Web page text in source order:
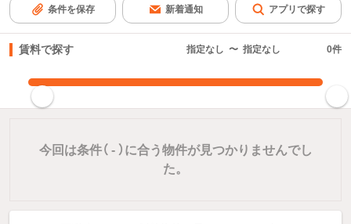
条件を保存 新着通知 アプリで探す
賃料で探す 指定なし 〜 指定なし 0件
今回は条件（ -）に合う物件が見つかりませんでし
た。